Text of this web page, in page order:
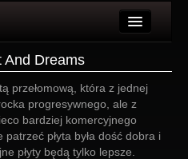
And Dreams
przełomową, która z jednej
progresywnego, ale z
bardziej komercyjnego
płyta była dość dobra i
płyty będą tylko lepsze.